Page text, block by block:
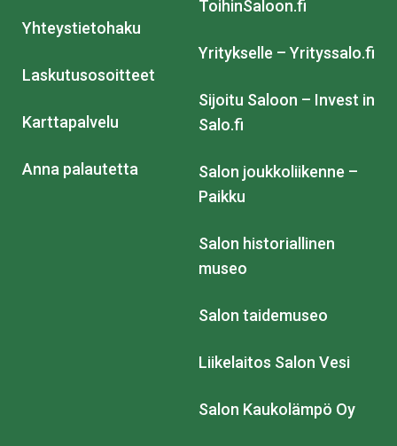
Yhteystietohaku
Laskutusosoitteet
Karttapalvelu
Anna palautetta
ToihinSaloon.fi
Yritykselle – Yrityssalo.fi
Sijoitu Saloon – Invest in
Salo.fi
Salon joukkoliikenne –
Paikku
Salon historiallinen
museo
Salon taidemuseo
Liikelaitos Salon Vesi
Salon Kaukolämpö Oy